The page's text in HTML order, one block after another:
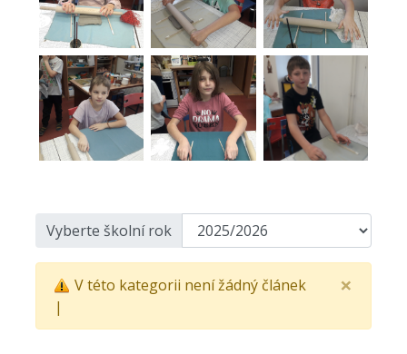
Vyberte školní rok
×
V této kategorii není žádný článek
|